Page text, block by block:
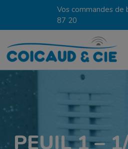
Vos commandes de
87 20
PEUIL 1 –